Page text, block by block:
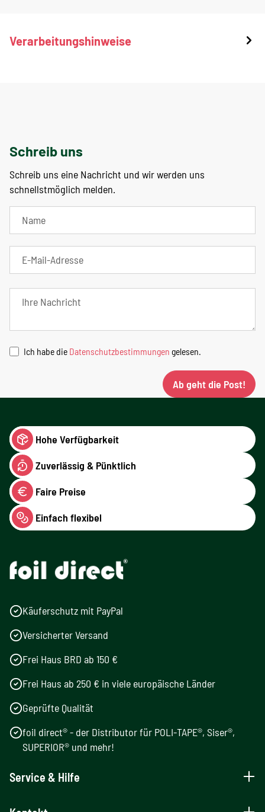
Verarbeitungshinweise
Schreib uns
Schreib uns eine Nachricht und wir werden uns
schnellstmöglich melden.
Ich habe die Datenschutzbestimmungen gelesen.
Ab geht die Post!
Hohe Verfügbarkeit
Zuverlässig & Pünktlich
Faire Preise
Einfach flexibel
Käuferschutz mit PayPal
Versicherter Versand
Frei Haus BRD ab 150 €
Frei Haus ab 250 € in viele europäische Länder
Geprüfte Qualität
foil direct® - der Distributor für POLI-TAPE®, Siser®,
SUPERIOR® und mehr!
Service & Hilfe